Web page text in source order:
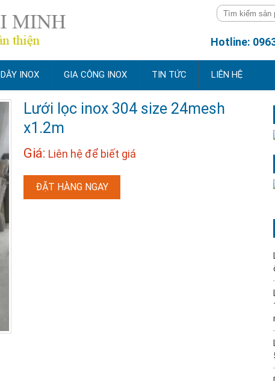
Hotline:
DÂY INOX GIA CÔNG INOX TIN TỨC LIÊN HỆ
Lưới lọc inox 304 size 24mesh
x1.2m
Giá: Liên hệ để biết giá
ĐẶT HÀNG NGAY